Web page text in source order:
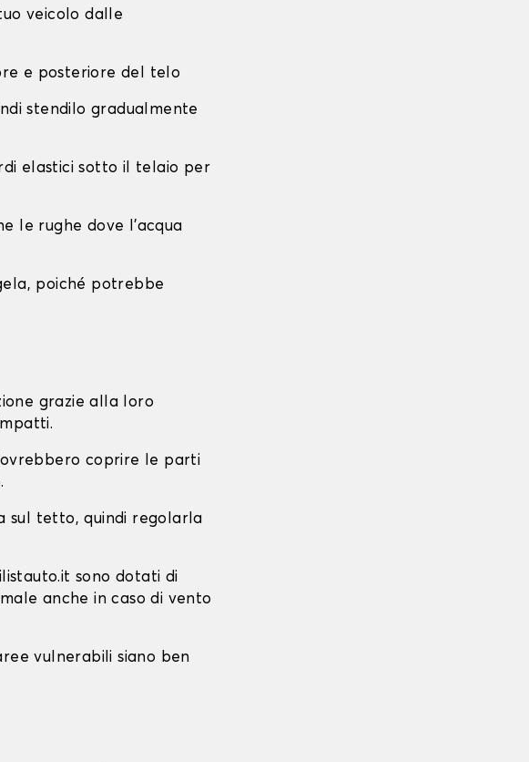
veicolo dalle
e posteriore del telo
stendilo gradualmente
elastici sotto il telaio per
le rughe dove l'acqua
poiché potrebbe
grazie alla loro
coprire le parti
sul tetto, quindi regolarla
sono dotati di
anche in caso di vento
vulnerabili siano ben